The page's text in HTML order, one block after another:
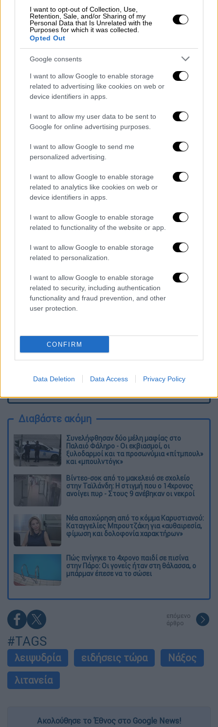
I want to opt-out of Collection, Use,
Retention, Sale, and/or Sharing of my
Personal Data that Is Unrelated with the
Purposes for which it was collected.
Opted Out
Google consents
I want to allow Google to enable storage
related to advertising like cookies on web or
device identifiers in apps.
I want to allow my user data to be sent to
Google for online advertising purposes.
I want to allow Google to send me
personalized advertising.
I want to allow Google to enable storage
related to analytics like cookies on web or
device identifiers in apps.
I want to allow Google to enable storage
related to functionality of the website or app.
I want to allow Google to enable storage
related to personalization.
I want to allow Google to enable storage
related to security, including authentication
functionality and fraud prevention, and other
user protection.
CONFIRM
Data Deletion Data Access Privacy Policy
Σημειώνεται ότι την τελευταία φορά που
στο νησί είχε γίνει λιτανεία για να
παρακαλέσουν τον Θεό για βροχή το
Τότε, ιερείς και ποίμνιο είχαν κατεβάσει τις
εικόνες στη θάλασσα και την επόμενη ημέρα
έβρεξε, όπως δήλωσε στους Αταίριαστους
του ΣΚΑΪο πρόεδρος του Αγροτικού
Συνεταιρισμού Νάξου.
Τα σχολιά σας δημοσιεύονται άμεσα με δική σας ευθύνη. Το
ΕΘΝΟΣ θα παρεμβαίνει και τα προσβλητικά σχόλια θα
διαγράφονται
καταχώρηση
Διαβάστε ακόμη
Συνελήφθησαν δύο μέλη μαφίας στο
Παλαιό Φάληρο - Οι εκβιασμοί, οι
ξυλοδαρμοί και τα προσωνύμια «πίτμπουλ»
και «μπουλντόγκ»
Βίντεο-σοκ από το μακελειό σε σχολείο
στην Ταϊλάνδη: Η στιγμή που ο 14χρονος
ανοίγει πυρ - Στους 9 ανέβηκαν οι νεκροί
Νέα αποχώρηση από το κόμμα Καρυστιανού:
Καταγγελίες Μπρουτζάκη για «αυθαιρεσία,
φίμωση και δολοφονία χαρακτήρων»
Πώς πνίγηκε το 4χρονο παιδί σε πισίνα
στην Πάρο: Οι γονείς ήταν στη θάλασσα, ο
μπάρμαν έπεσε να το σώσει
επόμενο
άρθρο
#TAGS
λειψυδρία ειδήσεις τώρα
Νάξος
λιτανεία
Ακολούθησε το Έθνος στο Google News!